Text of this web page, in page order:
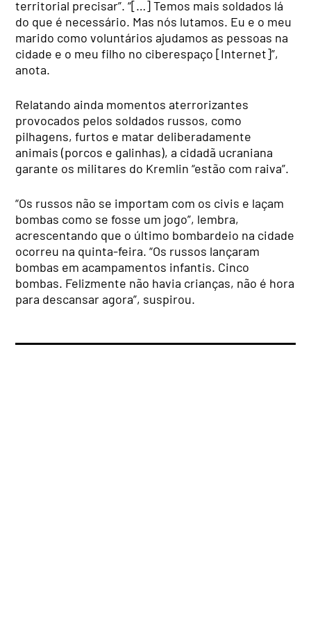
territorial precisar”. “[…] Temos mais soldados lá
do que é necessário. Mas nós lutamos. Eu e o meu
marido como voluntários ajudamos as pessoas na
cidade e o meu filho no ciberespaço [Internet]”,
anota.
Relatando ainda momentos aterrorizantes
provocados pelos soldados russos, como
pilhagens, furtos e matar deliberadamente
animais (porcos e galinhas), a cidadã ucraniana
garante os militares do Kremlin “estão com raiva”.
“Os russos não se importam com os civis e laçam
bombas como se fosse um jogo”, lembra,
acrescentando que o último bombardeio na cidade
ocorreu na quinta-feira. “Os russos lançaram
bombas em acampamentos infantis. Cinco
bombas. Felizmente não havia crianças, não é hora
para descansar agora”, suspirou.